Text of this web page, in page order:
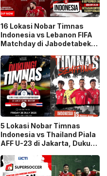
16 Lokasi Nobar Timnas
Indonesia vs Lebanon FIFA
Matchday di Jabodetabek,
5 Lokasi Nobar Timnas
Indonesia vs Thailand Piala
AFF U-23 di Jakarta, Dukung